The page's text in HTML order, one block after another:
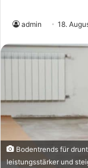
admin 18.
Bodentrends für
leistungsstärker und